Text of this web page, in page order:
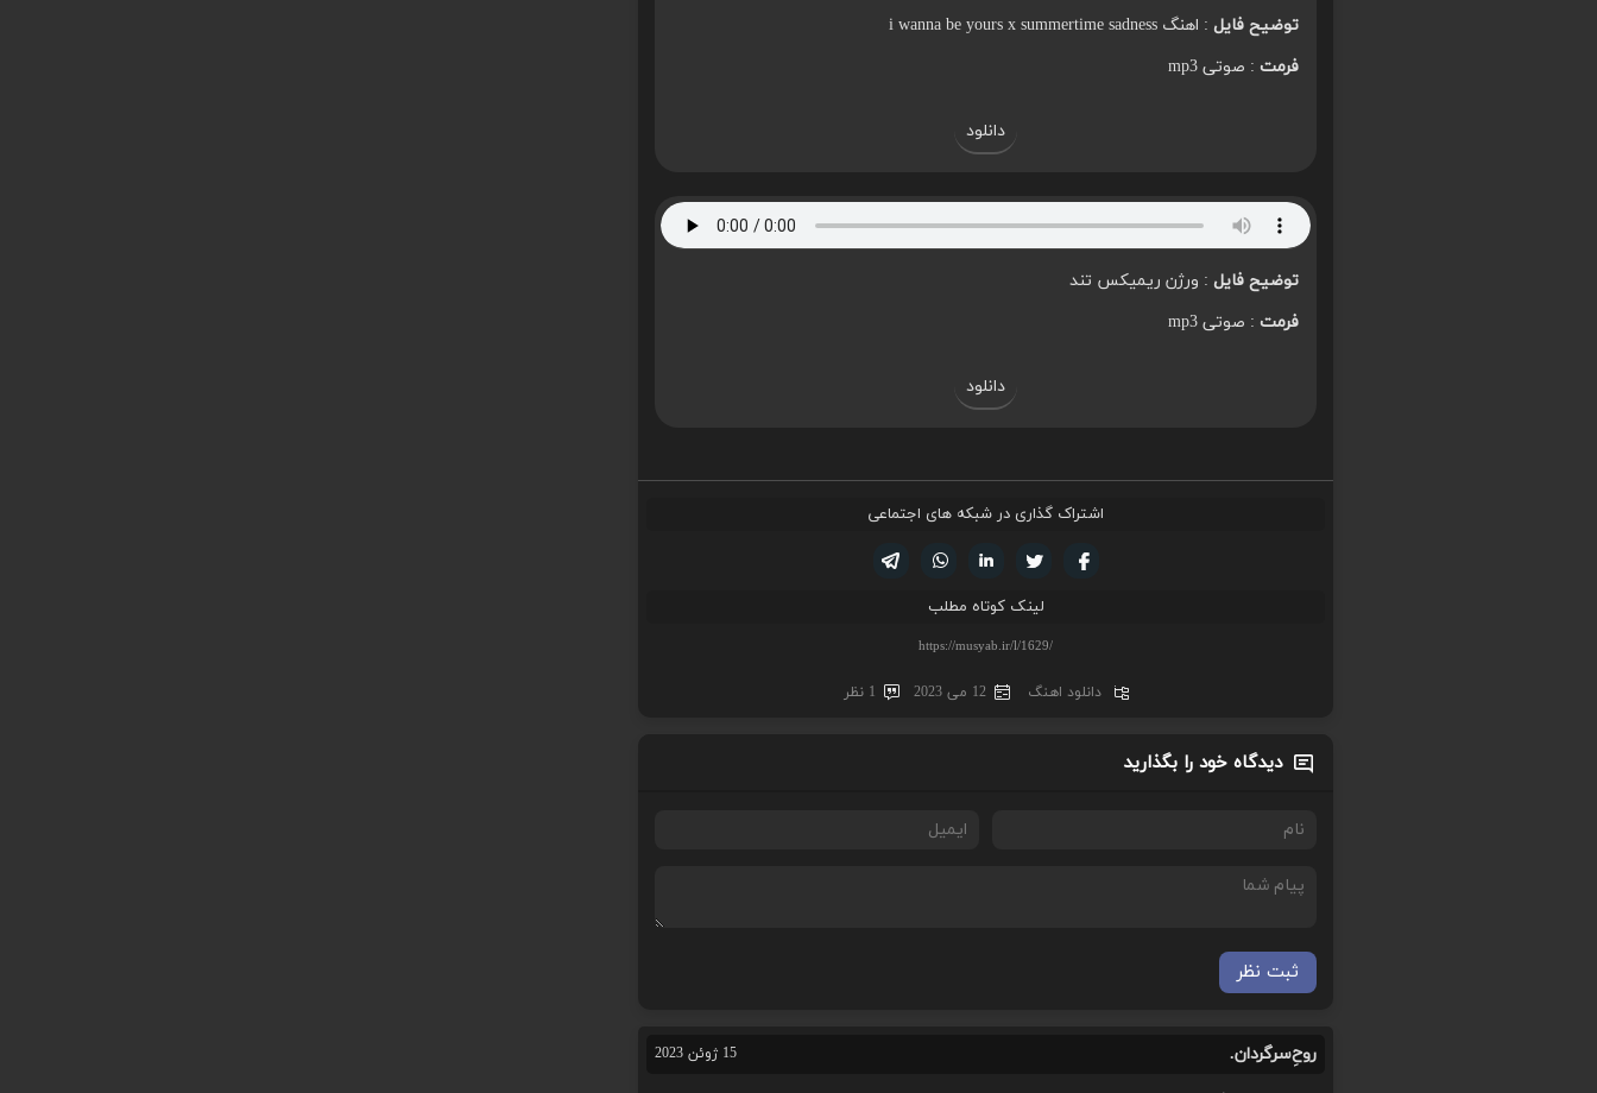
توضیح فایل : اهنگ i wanna be yours x summertime sadness
فرمت : صوتی mp3
دانلود
توضیح فایل : ورژن ریمیکس تند
فرمت : صوتی mp3
دانلود
اشتراک گذاری در شبکه های اجتماعی
لینکدین تویتر
فیسوک
لینک کوتاه مطلب
دانلود اهنگ 12 می 2023 1 نظر
دیدگاه خود را بگذارید
ثبت نظر
روحِ‌سرگردان. 15 ژوئن 2023